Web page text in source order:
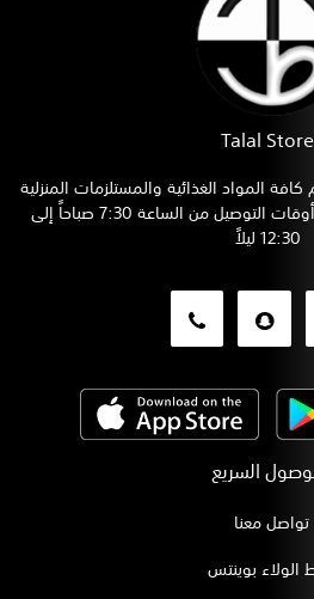
Talal Store
المواد الغذائية والمستلزمات المنزلية
بجودة عالية وبأسعار مميزة . أوقات التوصيل من الساعة 7:30 صباحاً إلى
12:30 ليلاً
السريع
تواصل معنا
الولاء بوينتس